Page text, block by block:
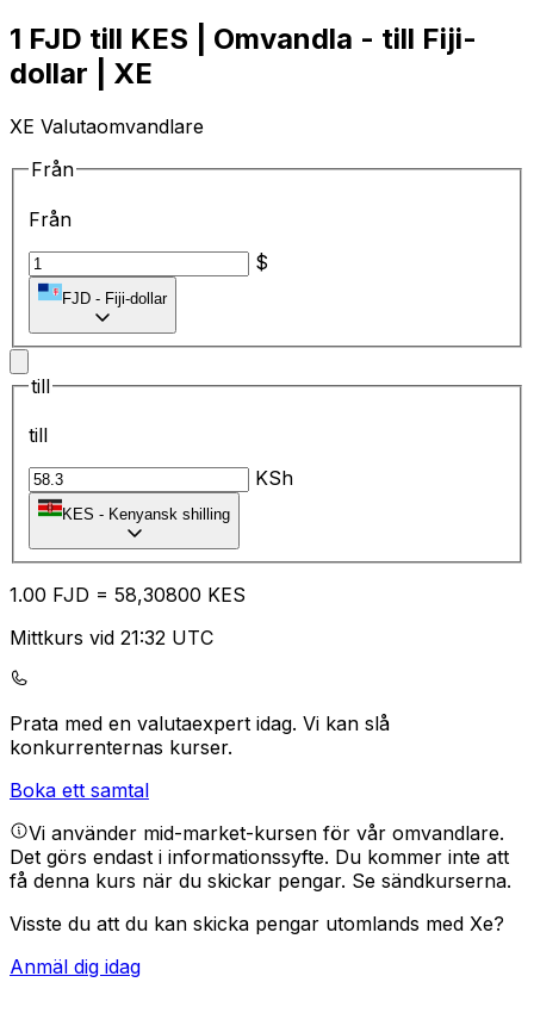
1 FJD till KES | Omvandla - till Fiji-
dollar | XE
XE Valutaomvandlare
Från
Från
$
FJD - Fiji-dollar
till
till
KSh
KES - Kenyansk shilling
1.00 FJD = 58,30800 KES
Mittkurs vid 21:32 UTC
Prata med en valutaexpert idag. Vi kan slå
konkurrenternas kurser.
Boka ett samtal
Vi använder mid-market-kursen för vår omvandlare.
Det görs endast i informationssyfte. Du kommer inte att
få denna kurs när du skickar pengar. Se sändkurserna.
Visste du att du kan skicka pengar utomlands med Xe?
Anmäl dig idag